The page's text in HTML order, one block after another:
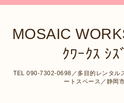
MOSAIC
ｸﾜｰｸｽ ｼｽ
TEL 090-7302-0698／多目的レンタル
ートスペース／静岡